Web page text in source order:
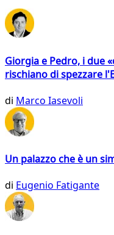
Giorgia e Pedro, i due
rischiano di spezzare
di Marco Iasevoli
Un palazzo che è un
di Eugenio Fatigante